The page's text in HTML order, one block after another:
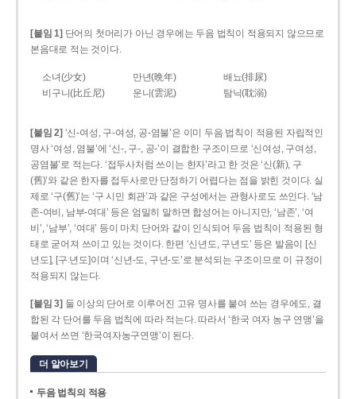
[붙임 1] 단어의 첫머리가 아닌 경우에는 두음 법칙이 적용되지 않으므로
본음대로 적는 것이다.
소녀(少女) 만년(晩年)
배뇨(排尿)
비구니(比丘尼)
운니(雲泥) 탐닉(耽溺)
[붙임 2] ‘신-여성, 구-여성, 공-염불’은 이미 두음 법칙이 적용된 자립적인
명사 ‘여성, 염불’에 ‘신-, 구-, 공-’이 결합한 구조이므로 ‘신여성, 구여성,
공염불’로 적는다. ‘접두사처럼 쓰이는 한자’라고 한 것은 ‘신(新), 구
(舊)’와 같은 한자를 접두사로만 단정하기 어렵다는 점을 밝힌 것이다. 실
제로 ‘구(舊)’는 ‘구 시민 회관’과 같은 구성에서는 관형사로도 쓰인다. ‘남
존­-여비, 남부-­여대’ 등은 엄밀히 말하면 합성어는 아니지만, ‘남존’, ‘여
비’, ‘남부’, ‘여대’ 등이 마치 단어와 같이 인식되어 두음 법칙이 적용된 형
태로 굳어져 쓰이고 있는 것이다. 한편 ‘신년도, 구년도’ 등은 발음이 [신
년도], [구ː년도]이며 ‘신년­-도, 구년-­도’로 분석되는 구조이므로 이 규정이
적용되지 않는다.
[붙임 3] 둘 이상의 단어로 이루어진 고유 명사를 붙여 쓰는 경우에도, 결
합된 각 단어를 두음 법칙에 따라 적는다. 따라서 ‘한국 여자 농구 연맹’을
붙여서 쓰면 ‘한국여자농구연맹’이 된다.
더 알아보기
두음 법칙의 적용